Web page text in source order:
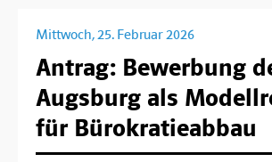
Mittwoch, 25. Februar 2026
Antrag: Bewerbung
Augsburg als
für Bürokratieabbau